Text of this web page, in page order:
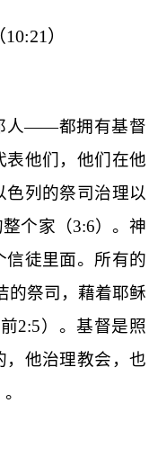
10:21 ）
人——都拥有基督
表他们，他们在他
色列的祭司治理以
个家（3:6）。神
信徒里面。所有的
的祭司，藉着耶稣
2:5）。基督是照
，他治理教会，也